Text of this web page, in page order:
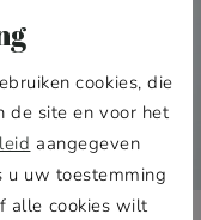
cookies, die
de site en voor het
aangegeven
u uw toestemming
alle cookies wilt